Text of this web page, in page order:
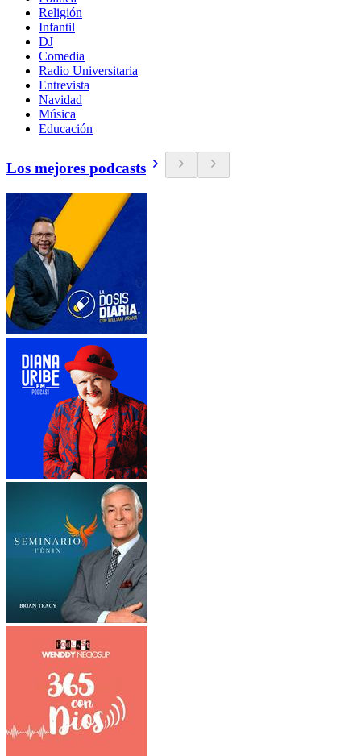
Religión
Infantil
DJ
Comedia
Radio Universitaria
Entrevista
Navidad
Música
Educación
Los mejores podcasts